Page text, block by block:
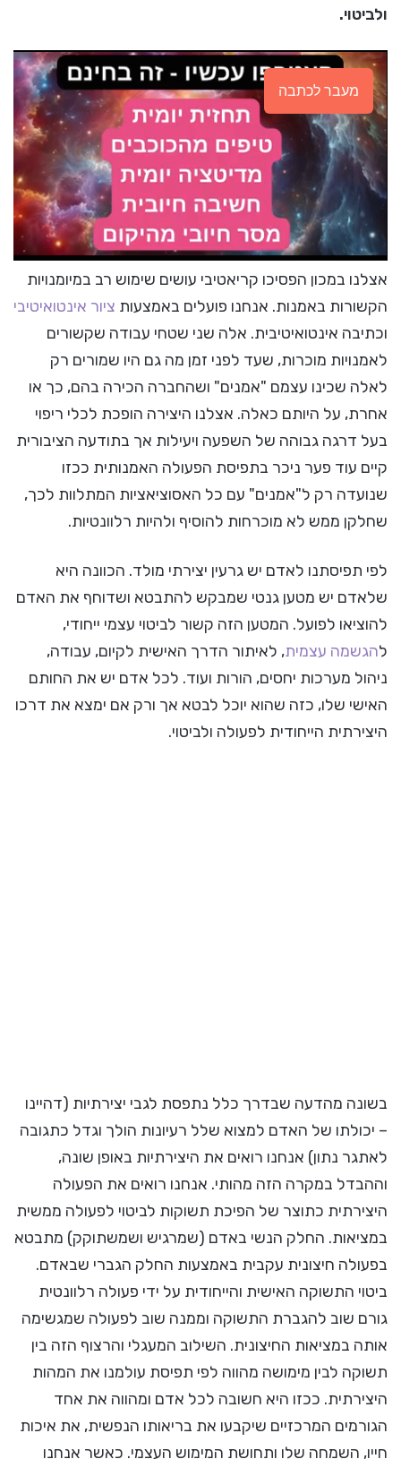
ולביטוי.
מעבר לכתבה
אצלנו במכון הפסיכו קריאטיבי עושים שימוש רב במיומנויות
הקשורות באמנות. אנחנו פועלים באמצעות ציור אינטואיטיבי
וכתיבה אינטואיטיבית. אלה שני שטחי עבודה שקשורים
לאמנויות מוכרות, שעד לפני זמן מה גם היו שמורים רק
לאלה שכינו עצמם "אמנים" ושהחברה הכירה בהם, כך או
אחרת, על היותם כאלה. אצלנו היצירה הופכת לכלי ריפוי
בעל דרגה גבוהה של השפעה ויעילות אך בתודעה הציבורית
קיים עוד פער ניכר בתפיסת הפעולה האמנותית ככזו
שנועדה רק ל"אמנים" עם כל האסוציאציות המתלוות לכך,
שחלקן ממש לא מוכרחות להוסיף ולהיות רלוונטיות.
לפי תפיסתנו לאדם יש גרעין יצירתי מולד. הכוונה היא
שלאדם יש מטען גנטי שמבקש להתבטא ושדוחף את האדם
להוציאו לפועל. המטען הזה קשור לביטוי עצמי ייחודי,
להגשמה עצמית, לאיתור הדרך האישית לקיום, עבודה,
ניהול מערכות יחסים, הורות ועוד. לכל אדם יש את החותם
האישי שלו, כזה שהוא יוכל לבטא אך ורק אם ימצא את דרכו
היצירתית הייחודית לפעולה ולביטוי.
בשונה מהדעה שבדרך כלל נתפסת לגבי יצירתיות (דהיינו
– יכולתו של האדם למצוא שלל רעיונות הולך וגדל כתגובה
לאתגר נתון) אנחנו רואים את היצירתיות באופן שונה,
וההבדל במקרה הזה מהותי. אנחנו רואים את הפעולה
היצירתית כתוצר של הפיכת תשוקות לביטוי לפעולה ממשית
במציאות. החלק הנשי באדם (שמרגיש ושמשתוקק) מתבטא
בפעולה חיצונית עקבית באמצעות החלק הגברי שבאדם.
ביטוי התשוקה האישית והייחודית על ידי פעולה רלוונטית
גורם שוב להגברת התשוקה וממנה שוב לפעולה שמגשימה
אותה במציאות החיצונית. השילוב המעגלי והרצוף הזה בין
תשוקה לבין מימושה מהווה לפי תפיסת עולמנו את המהות
היצירתית. ככזו היא חשובה לכל אדם ומהווה את אחד
הגורמים המרכזיים שיקבעו את בריאותו הנפשית, את איכות
חייו, השמחה שלו ותחושת המימוש העצמי. כאשר אנחנו